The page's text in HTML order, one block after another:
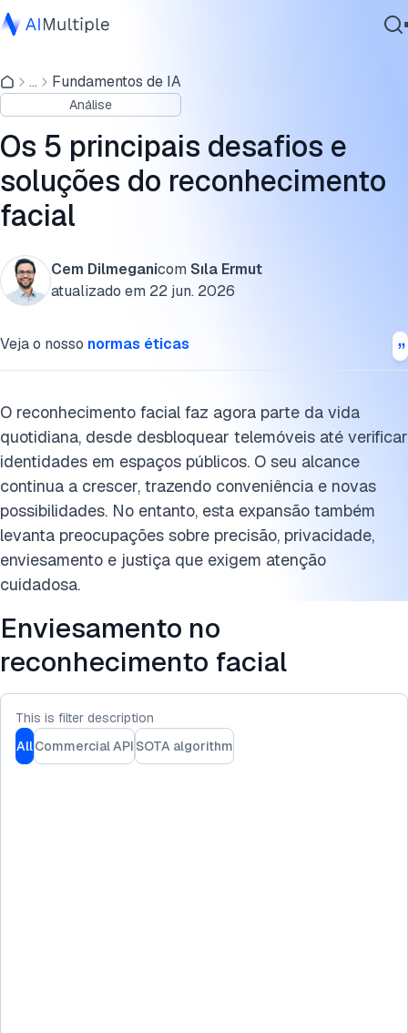
IA Agêntica
Segurança cibernética
Dados
Software Empresarial
Serviços
Contate-nos
... Fundamentos de IA
Análise
Os 5 principais desafios e
soluções do reconhecimento
facial
Cem Dilmeganicom Sıla Ermut
atualizado em 22 jun. 2026
Veja o nosso normas éticas
O reconhecimento facial faz agora parte da vida
quotidiana, desde desbloquear telemóveis até verificar
identidades em espaços públicos. O seu alcance
continua a crescer, trazendo conveniência e novas
possibilidades. No entanto, esta expansão também
levanta preocupações sobre precisão, privacidade,
enviesamento e justiça que exigem atenção
cuidadosa.
Enviesamento no
reconhecimento facial
This is filter description
AllCommercial API SOTA algorithm
1. Privacidade e vigilância
3. Segurança de dados e uso indevido
4. Limitações técnicas em condições do mundo real
As etapas da tecnologia de reconhecimento facial
Perguntas frequentes
Cite esta pesquisa